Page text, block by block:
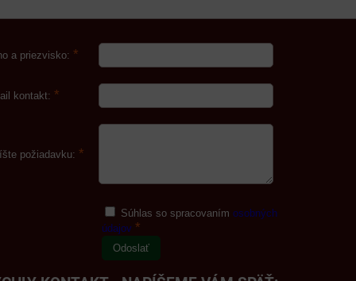
a priezvisko: *
kontakt: *
požiadavku: *
Súhlas so spracovanímosobných
údajov *
Odoslať